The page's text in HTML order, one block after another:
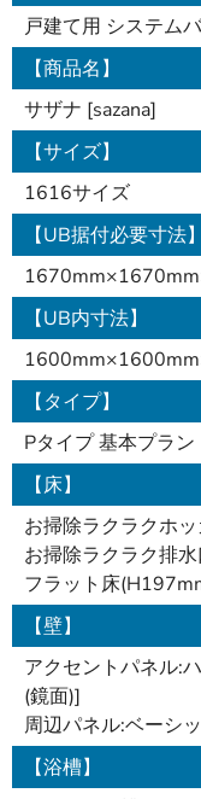
戸建て用 システム
【商品名】
サザナ [sazana]
【サイズ】
1616サイズ
【UB据付必要寸法】
【UB内寸法】
【タイプ】
Pタイプ 基本プラン
【床】
お掃除ラクラクホ
お掃除ラクラク排
フラット床
【壁】
アクセントパネル:
(鏡面)]
周辺パネル:ベーシ
【浴槽】